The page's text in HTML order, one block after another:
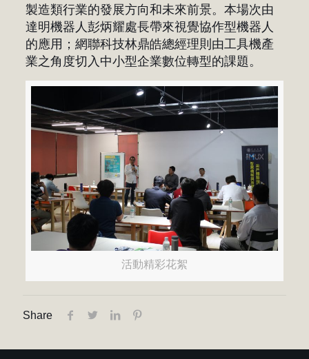
製造類行業的發展方向和未來前景。本場次由
達明機器人彭炳耀處長帶來視覺協作型機器人
的應用；網聯科技林鼎皓總經理則由工具機產
業之角度切入中小型企業數位轉型的課題。
活動精彩花絮
Share